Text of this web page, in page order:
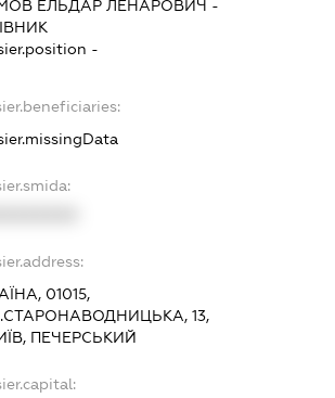
ЕЛЬДАР ЛЕНАРОВИЧ -
-
01015,
13,
ПЕЧЕРСЬКИЙ